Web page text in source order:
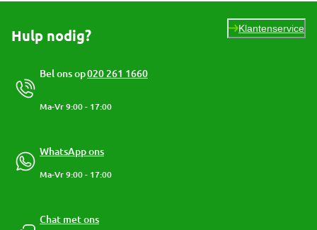
Hulp nodig? Klantenservice
Bel ons op020 261 1660
Ma-Vr 9:00 - 17:00
WhatsApp ons
Ma-Vr 9:00 - 17:00
Chat met ons